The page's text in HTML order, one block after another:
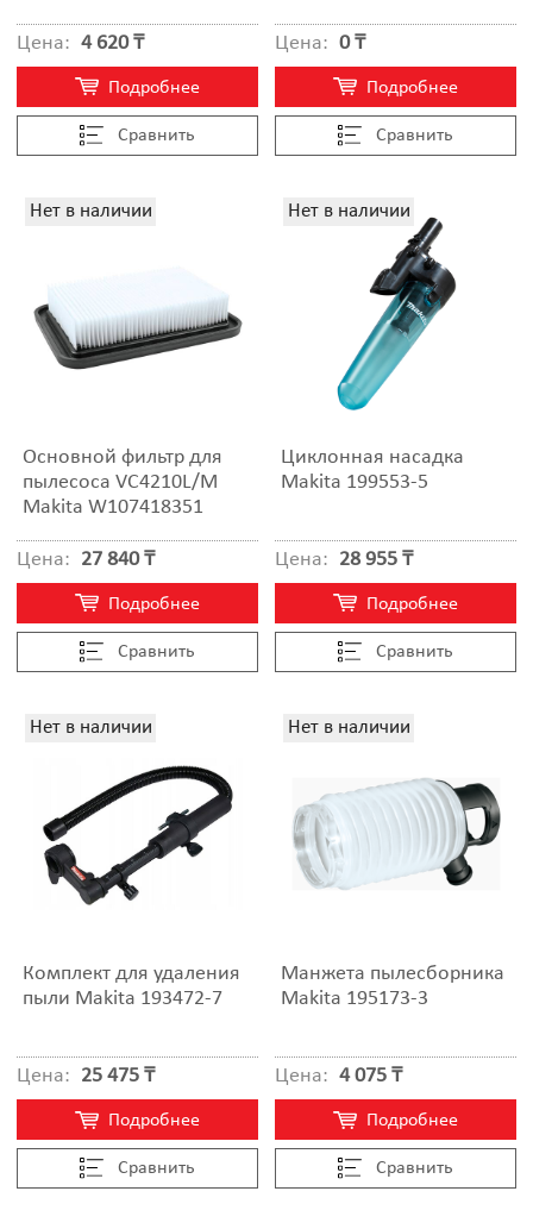
Цена: 4 620 ₸
Cравнить
Подробнее
Цена: 0 ₸
Cравнить
Подробнее
Нет в наличии
Основной фильтр для
пылесоса VC4210L/M
Makita W107418351
Цена: 27 840 ₸
Cравнить
Подробнее
Нет в наличии
Циклонная насадка
Makita 199553-5
Цена: 28 955 ₸
Cравнить
Подробнее
Нет в наличии
Комплект для удаления
пыли Makita 193472-7
Цена: 25 475 ₸
Cравнить
Подробнее
Нет в наличии
Манжета пылесборника
Makita 195173-3
Цена: 4 075 ₸
Cравнить
Подробнее